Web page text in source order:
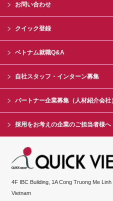
お問い合わせ
クイック登録
ベトナム就職Q&A
自社スタッフ・インターン募集
パートナー企業募集（人材紹介会社）
採用をお考えの企業のご担当者様へ
4F IBC Building, 1A Cong Truong Me
Vietnam